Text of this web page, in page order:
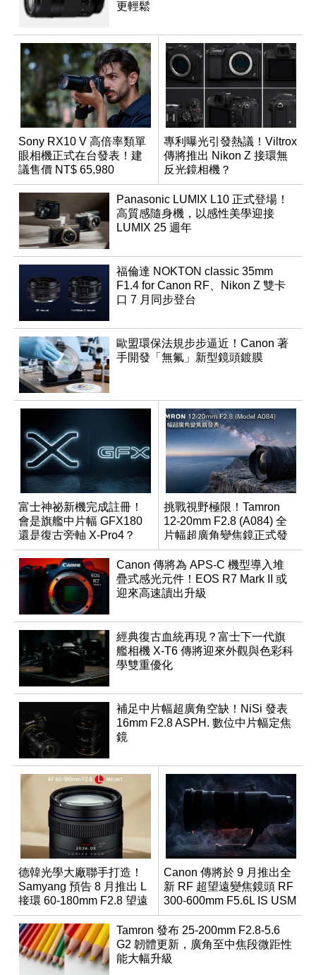
更輕鬆
Sony RX10 V 高倍率類單
眼相機正式在台發表！建
議售價 NT$ 65,980
專利曝光引發熱議！Viltrox
傳將推出 Nikon Z 接環無
反光鏡相機？
Panasonic LUMIX L10 正式登場！
高質感隨身機，以感性美學迎接
LUMIX 25 週年
福倫達 NOKTON classic 35mm
F1.4 for Canon RF、Nikon Z 雙卡
口 7 月同步登台
歐盟環保法規步步逼近！Canon 著
手開發「無氟」新型鏡頭鍍膜
富士神祕新機完成註冊！
會是旗艦中片幅 GFX180
還是復古旁軸 X-Pro4？
挑戰視野極限！Tamron
12-20mm F2.8 (A084) 全
片幅超廣角變焦鏡正式發
表
Canon 傳將為 APS-C 機型導入堆
疊式感光元件！EOS R7 Mark II 或
迎來高速讀出升級
經典復古血統再現？富士下一代旗
艦相機 X-T6 傳將迎來外觀與色彩科
學雙重優化
補足中片幅超廣角空缺！NiSi 發表
16mm F2.8 ASPH. 數位中片幅定焦
鏡
德韓光學大廠聯手打造！
Samyang 預告 8 月推出 L
接環 60-180mm F2.8 望遠
變焦鏡
Canon 傳將於 9 月推出全
新 RF 超望遠變焦鏡頭 RF
300-600mm F5.6L IS USM
Tamron 發布 25-200mm F2.8-5.6
G2 韌體更新，廣角至中焦段微距性
能大幅升級